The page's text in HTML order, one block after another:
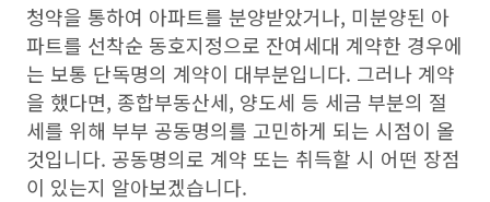
청약을 통하여 아파트를 분양받았거나, 미분양된 아
파트를 선착순 동호지정으로 잔여세대 계약한 경우에
는 보통 단독명의 계약이 대부분입니다. 그러나 계약
을 했다면, 종합부동산세, 양도세 등 세금 부분의 절
세를 위해 부부 공동명의를 고민하게 되는 시점이 올
것입니다. 공동명의로 계약 또는 취득할 시 어떤 장점
이 있는지 알아보겠습니다.